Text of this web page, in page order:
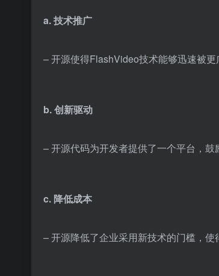
a. 技术推广
– 开源使得FlashVideo技术能够迅速被更
b. 创新驱动
– 开源代码为开发者提供了一个平台，鼓
c. 降低成本
– 开源降低了企业采用新技术的门槛，